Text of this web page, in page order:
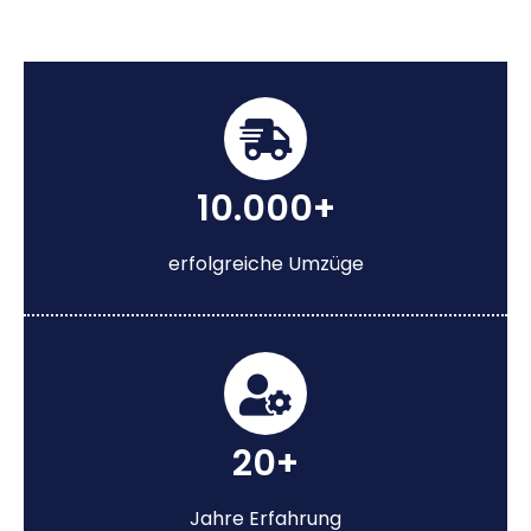
10.000+
erfolgreiche Umzüge
20+
Jahre Erfahrung